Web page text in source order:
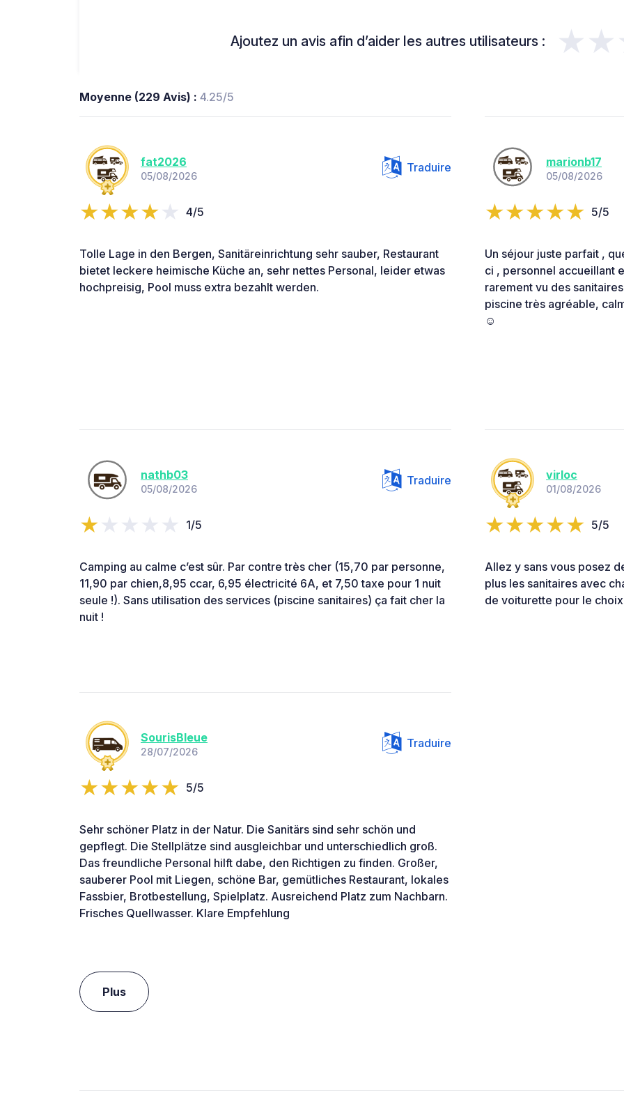
Ajoutez un avis afin d’aider les autres utilisateurs :
Moyenne (229 Avis) : 4.25/5
fat2026
05/08/2026
Traduire
4/5
Tolle Lage in den Bergen, Sanitäreinrichtung sehr sauber, Restaurant
bietet leckere heimische Küche an, sehr nettes Personal, leider etwas
hochpreisig, Pool muss extra bezahlt werden.
marionb17
05/08/2026
5/5
Un séjour juste parfait ,
ci , personnel accueillant
rarement vu des
piscine très agréable,
☺️
nathb03
05/08/2026
Traduire
1/5
Camping au calme c’est sûr. Par contre très cher (15,70 par personne,
11,90 par chien,8,95 ccar, 6,95 électricité 6A, et 7,50 taxe pour 1 nuit
seule !). Sans utilisation des services (piscine sanitaires) ça fait cher la
nuit !
virloc
01/08/2026
5/5
Allez y sans vous posez
plus les sanitaires avec
de voiturette pour le
SourisBleue
28/07/2026
Traduire
5/5
Sehr schöner Platz in der Natur. Die Sanitärs sind sehr schön und
gepflegt. Die Stellplätze sind ausgleichbar und unterschiedlich groß.
Das freundliche Personal hilft dabe, den Richtigen zu finden. Großer,
sauberer Pool mit Liegen, schöne Bar, gemütliches Restaurant, lokales
Fassbier, Brotbestellung, Spielplatz. Ausreichend Platz zum Nachbarn.
Frisches Quellwasser. Klare Empfehlung
Plus